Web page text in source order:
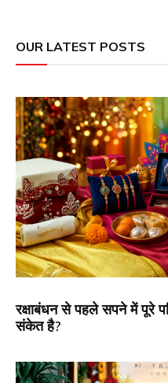
OUR LATEST POSTS
रक्षाबंधन से पहले सपने में पूरे
संकेत है?